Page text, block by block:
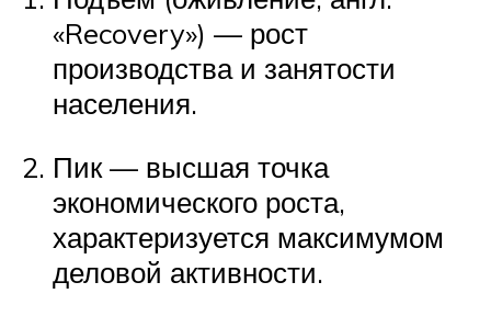
«Recovery») — рост
производства и занятости
населения.
Пик — высшая точка
экономического роста,
характеризуется максимумом
деловой активности.